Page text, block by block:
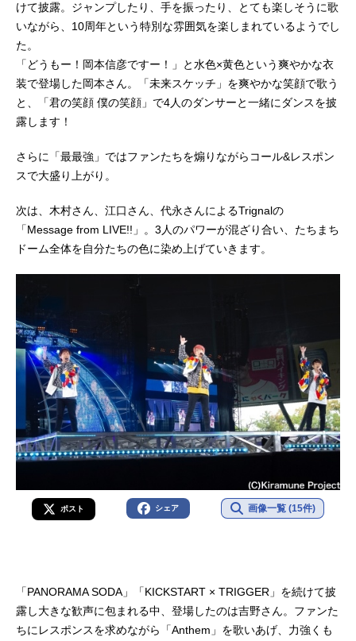
けて披露。ジャンプしたり、手を振ったり、とても楽しそうに歌
いながら、10周年という特別な雰囲気を楽しまれているようでし
た。
「どうもー！岡本信彦ですー！」と水色×黄色という爽やかな衣
装で登場した岡本さん。「未来スケッチ」を爽やかな笑顔で歌う
と、「君の笑顔 僕の笑顔」で4人のダンサーと一緒にダンスを披
露します！
さらに「最最強」ではファンたちを煽りながらコール&レスポン
スで大盛り上がり。
次は、木村さん、江口さん、代永さんによるTrignalの
「Message from LIVE!!」。3人のパワーが混ざり合い、たちまち
ドーム全体を自分たちの色に染め上げていきます。
ポスト シェア 画像一覧 (15件)
「PANORAMA SODA」「KICKSTART × TRIGGER」を続けて披
露し大きな歓声に包まれる中、登場したのは吉野さん。ファンた
ちにレスポンスを求めながら「Anthem」を歌いあげ、力強くも